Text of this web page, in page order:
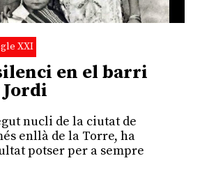
XXI
en el barri
Jordi
nucli de la ciutat de
enllà de la Torre, ha
potser per a sempre